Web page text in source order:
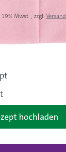
19% Mwst. , zzgl. Versand
hochladen